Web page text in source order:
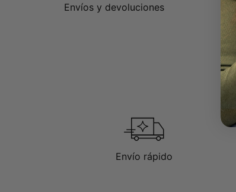
Envíos y devoluciones
Envío rápido